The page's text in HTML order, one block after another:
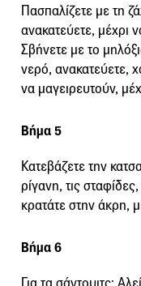
Πασπαλίζετε με τη
ανακατεύετε, μέχρι
Σβήνετε με το
νερό, ανακατεύετε,
να μαγειρευτούν,
Βήμα 5
Κατεβάζετε την
ρίγανη, τις
κρατάτε στην άκρη,
Βήμα 6